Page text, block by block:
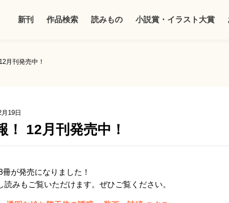
新刊 作品検索 読みもの 小説賞・イラスト大賞
月刊発売中！
19日
！ 12月刊発売中！
冊が発売になりました！
みもご覧いただけます。ぜひご覧ください。